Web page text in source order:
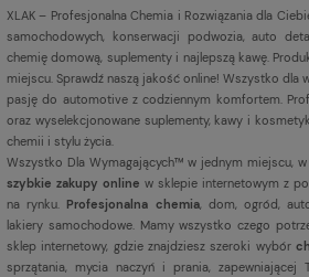
XLAK – Profesjonalna Chemia i Rozwiązania dla
samochodowych, konserwacji podwozia, auto
chemię domową, suplementy i najlepszą kawę.
miejscu. Sprawdź naszą jakość online! Wszystko dla
pasję do automotive z codziennym komfortem.
oraz wyselekcjonowane suplementy, kawy i
chemii i stylu życia.
Wszystko Dla Wymagających™ w jednym miejscu,
szybkie zakupy online w sklepie internetowym z
na rynku. Profesjonalna chemia, dom, ogród,
lakiery samochodowe. Mamy wszystko czego
sklep internetowy, gdzie znajdziesz szeroki wybór
sprzątania, mycia naczyń i prania, zapewniającej